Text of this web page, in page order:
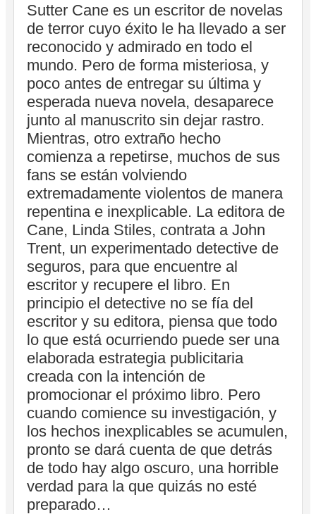
Sutter Cane es un escritor de novelas
de terror cuyo éxito le ha llevado a ser
reconocido y admirado en todo el
mundo. Pero de forma misteriosa, y
poco antes de entregar su última y
esperada nueva novela, desaparece
junto al manuscrito sin dejar rastro.
Mientras, otro extraño hecho
comienza a repetirse, muchos de sus
fans se están volviendo
extremadamente violentos de manera
repentina e inexplicable. La editora de
Cane, Linda Stiles, contrata a John
Trent, un experimentado detective de
seguros, para que encuentre al
escritor y recupere el libro. En
principio el detective no se fía del
escritor y su editora, piensa que todo
lo que está ocurriendo puede ser una
elaborada estrategia publicitaria
creada con la intención de
promocionar el próximo libro. Pero
cuando comience su investigación, y
los hechos inexplicables se acumulen,
pronto se dará cuenta de que detrás
de todo hay algo oscuro, una horrible
verdad para la que quizás no esté
preparado…